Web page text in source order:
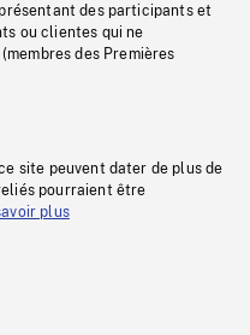
des participants et
ou clientes qui ne
des Premières
site peuvent dater de plus de
pourraient être
plus